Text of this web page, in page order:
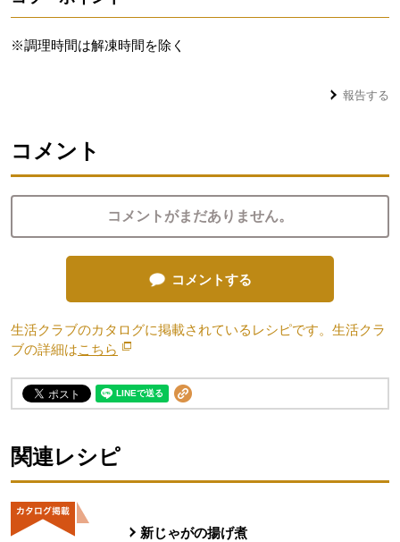
※調理時間は解凍時間を除く
報告する
コメント
コメントがまだありません。
コメントする
生活クラブのカタログに掲載されているレシピです。生活クラ
ブの詳細はこちら 別のウィンドウで開きます。
関連レシピ
新じゃがの揚げ煮